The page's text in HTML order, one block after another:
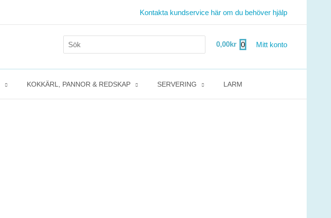
Kontakta kundservice här om du behöver hjälp
for:
0,00kr 0 Mitt konto
KOKKÄRL, PANNOR & REDSKAP SERVERING LARM